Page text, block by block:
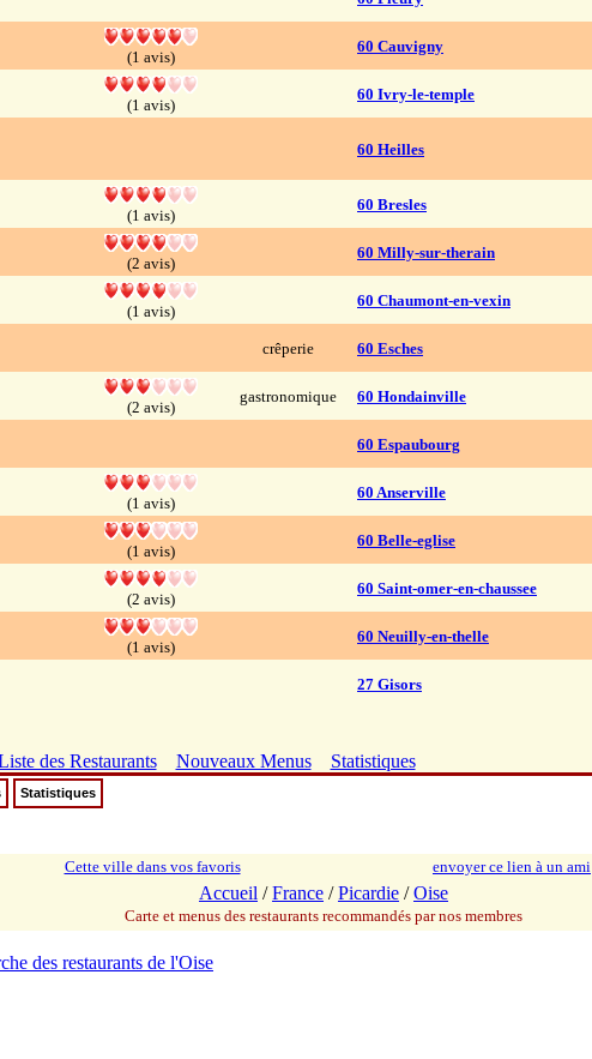
(1 avis)
60 Cauvigny
(1 avis)
60 Ivry-le-temple
60 Heilles
(1 avis)
60 Bresles
(2 avis)
60 Milly-sur-therain
(1 avis)
60 Chaumont-en-vexin
crêperie 60 Esches
(2 avis)
gastronomique 60 Hondainville
60 Espaubourg
(1 avis)
60 Anserville
(1 avis)
60 Belle-eglise
(2 avis)
60 Saint-omer-en-chaussee
(1 avis)
60 Neuilly-en-thelle
27 Gisors
des Restaurants Nouveaux Menus Statistiques
Statistiques
Cette ville dans vos favoris envoyer ce lien à un ami
Accueil /France /Picardie /Oise
Carte et menus des restaurants recommandés par nos membres
des restaurants de l'Oise